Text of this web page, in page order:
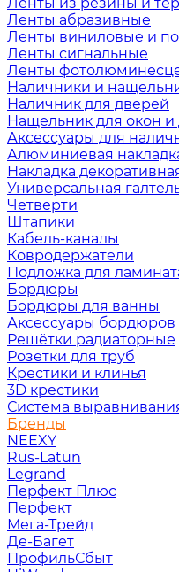
Ленты абразивные
Ленты виниловые и
Ленты сигнальные
Ленты
Наличники и
Наличник для дверей
Нащельник для окон и
Аксессуары для
Алюминиевая
Накладка
Универсальная
Четверти
Штапики
Кабель-каналы
Ковродержатели
Подложка для
Бордюры
Бордюры для ванны
Аксессуары бордюров
Решётки радиаторные
Розетки для труб
Крестики и клинья
3D крестики
Система
Бренды
NEEXY
Rus-Latun
Legrand
Перфект Плюс
Перфект
Мега-Трейд
Де-Багет
ПрофильСбыт